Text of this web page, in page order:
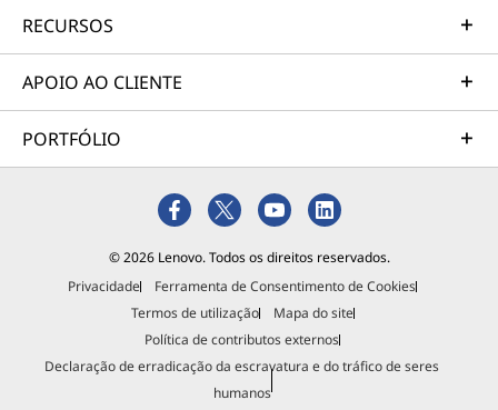
RECURSOS
APOIO AO CLIENTE
PORTFÓLIO
© 2026 Lenovo. Todos os direitos reservados.
Privacidade
Ferramenta de Consentimento de Cookies
Termos de utilização
Mapa do site
Política de contributos externos
Declaração de erradicação da escravatura e do tráfico de seres
humanos